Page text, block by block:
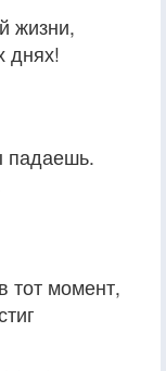
жизни,
днях!
падаешь.
тот момент,